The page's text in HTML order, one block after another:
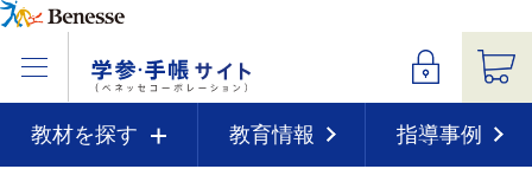
教材を探す 教育情報 指導事例